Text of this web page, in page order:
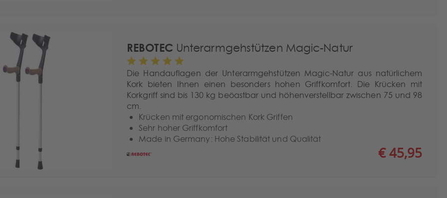
REBOTEC Unterarmgehstützen Magic-Natur
Die Handauflagen der Unterarmgehstützen Magic-Natur aus natürlichem
Kork bieten Ihnen einen besonders hohen Griffkomfort. Die Krücken mit
Korkgriff sind bis 130 kg beöastbar und höhenverstellbar zwischen 75 und 98
cm.
Krücken mit ergonomischen Kork Griffen
Sehr hoher Griffkomfort
Made in Germany: Hohe Stabilität und Qualität
€ 45,95